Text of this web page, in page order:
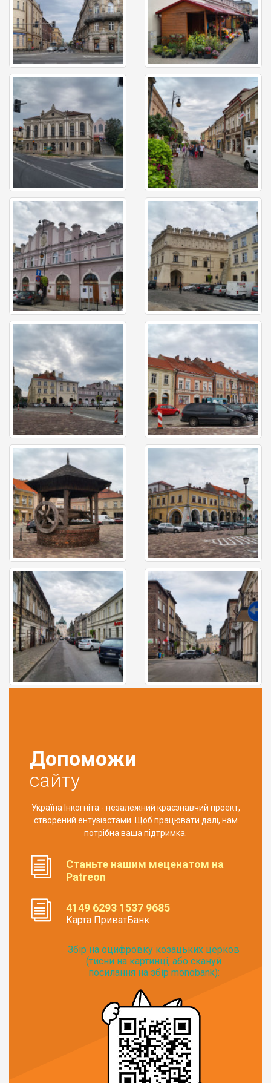
Допоможи
сайту
Україна Інкогніта - незалежний краєзнавчий проект,
створений ентузіастами. Щоб працювати далі, нам
потрібна ваша підтримка.
Станьте нашим меценатом на
Patreon
4149 6293 1537 9685
Карта ПриватБанк
Збір на оцифровку козацьких церков
(тисни на картинці, або скануй
посилання на збір monobank):